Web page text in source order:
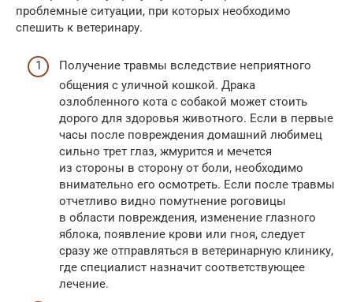
проблемные ситуации, при которых необходимо
спешить к ветеринару.
Получение травмы вследствие неприятного
общения с уличной кошкой. Драка
озлобленного кота с собакой может стоить
дорого для здоровья животного. Если в первые
часы после повреждения домашний любимец
сильно трет глаз, жмурится и мечется
из стороны в сторону от боли, необходимо
внимательно его осмотреть. Если после травмы
отчетливо видно помутнение роговицы
в области повреждения, изменение глазного
яблока, появление крови или гноя, следует
сразу же отправляться в ветеринарную клинику,
где специалист назначит соответствующее
лечение.